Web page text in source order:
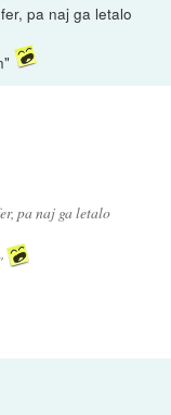
pa naj ga letalo
pa naj ga letalo